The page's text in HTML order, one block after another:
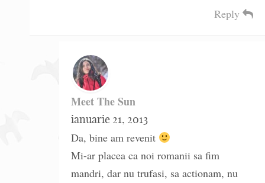
Reply
Meet The Sun
ianuarie 21, 2013
Da, bine am revenit
Mi-ar placea ca noi romanii sa fim
mandri, dar nu trufasi, sa actionam, nu